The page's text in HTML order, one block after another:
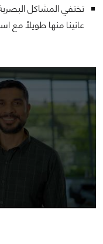
تختفي المشاكل
عانينا منها طويلًا مع